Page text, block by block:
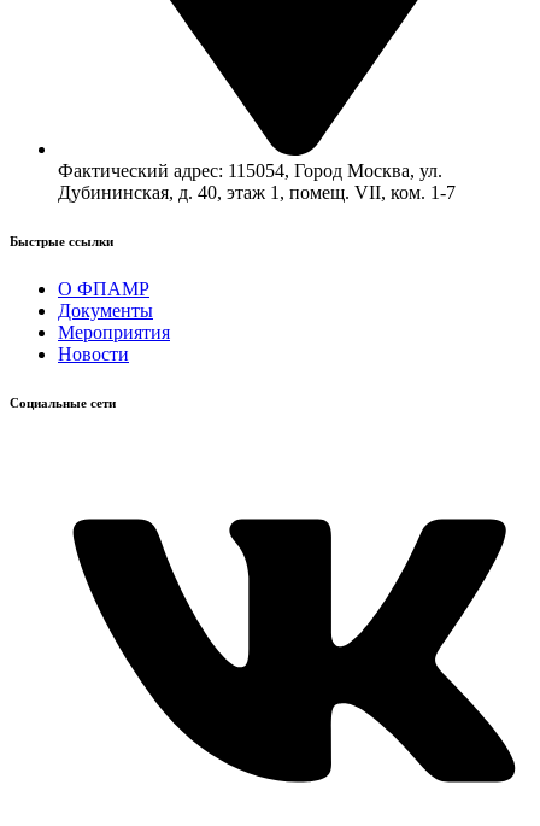
Фактический адрес: 115054, Город Москва, ул.
Дубининская, д. 40, этаж 1, помещ. VII, ком. 1-7
Быстрые ссылки​
О ФПАМР
Документы
Мероприятия
Новости
Социальные сети